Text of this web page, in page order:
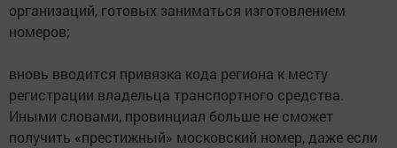
организаций, готовых заниматься изготовлением
номеров;
вновь вводится привязка кода региона к месту
регистрации владельца транспортного средства.
Иными словами, провинциал больше не сможет
получить «престижный» московский номер, даже если